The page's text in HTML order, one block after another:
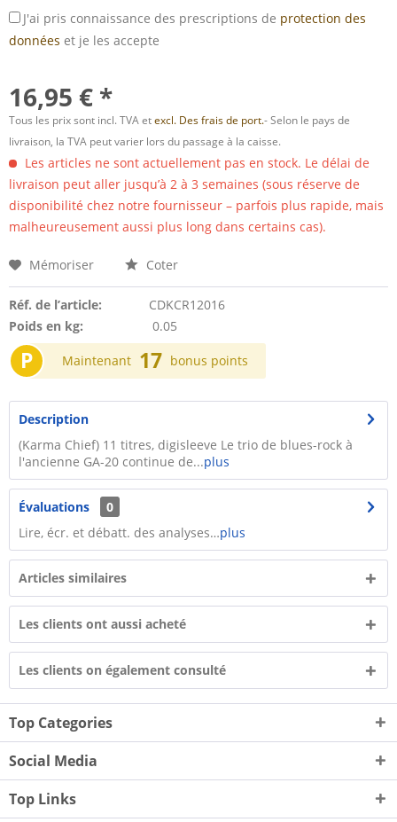
J'ai pris connaissance des prescriptions de protection des
données et je les accepte
16,95 € *
Tous les prix sont incl. TVA etexcl. Des frais de port.- Selon le pays de
livraison, la TVA peut varier lors du passage à la caisse.
Les articles ne sont actuellement pas en stock. Le délai de
livraison peut aller jusqu’à 2 à 3 semaines (sous réserve de
disponibilité chez notre fournisseur – parfois plus rapide, mais
malheureusement aussi plus long dans certains cas).
Mémoriser Coter
Réf. de l’article:
CDKCR12016
Poids en kg:
0.05
P Maintenant 17 bonus points
Description
(Karma Chief) 11 titres, digisleeve Le trio de blues-rock à
l'ancienne GA-20 continue de...plus
Évaluations
0
Lire, écr. et débatt. des analyses…plus
Articles similaires
Les clients ont aussi acheté
Les clients on également consulté
Top Categories
Social Media
Top Links